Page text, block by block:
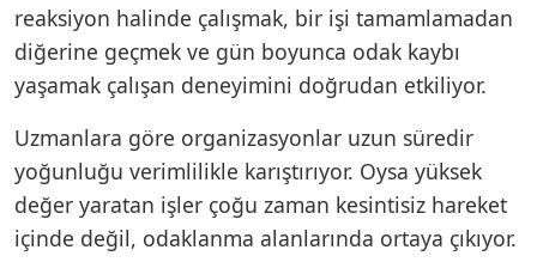
reaksiyon halinde çalışmak, bir işi tamamlamadan
diğerine geçmek ve gün boyunca odak kaybı
yaşamak çalışan deneyimini doğrudan etkiliyor.
Uzmanlara göre organizasyonlar uzun süredir
yoğunluğu verimlilikle karıştırıyor. Oysa yüksek
değer yaratan işler çoğu zaman kesintisiz hareket
içinde değil, odaklanma alanlarında ortaya çıkıyor.